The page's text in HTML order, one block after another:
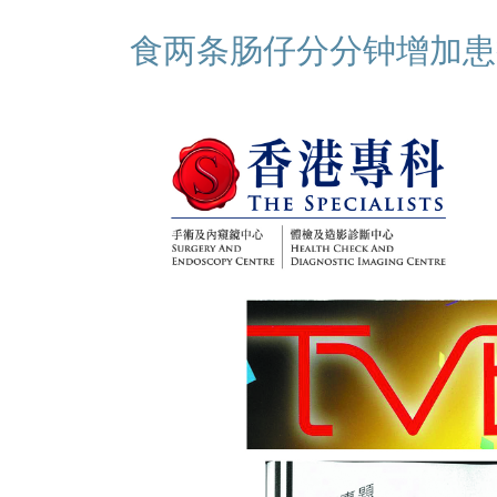
食两条肠仔分分钟增加